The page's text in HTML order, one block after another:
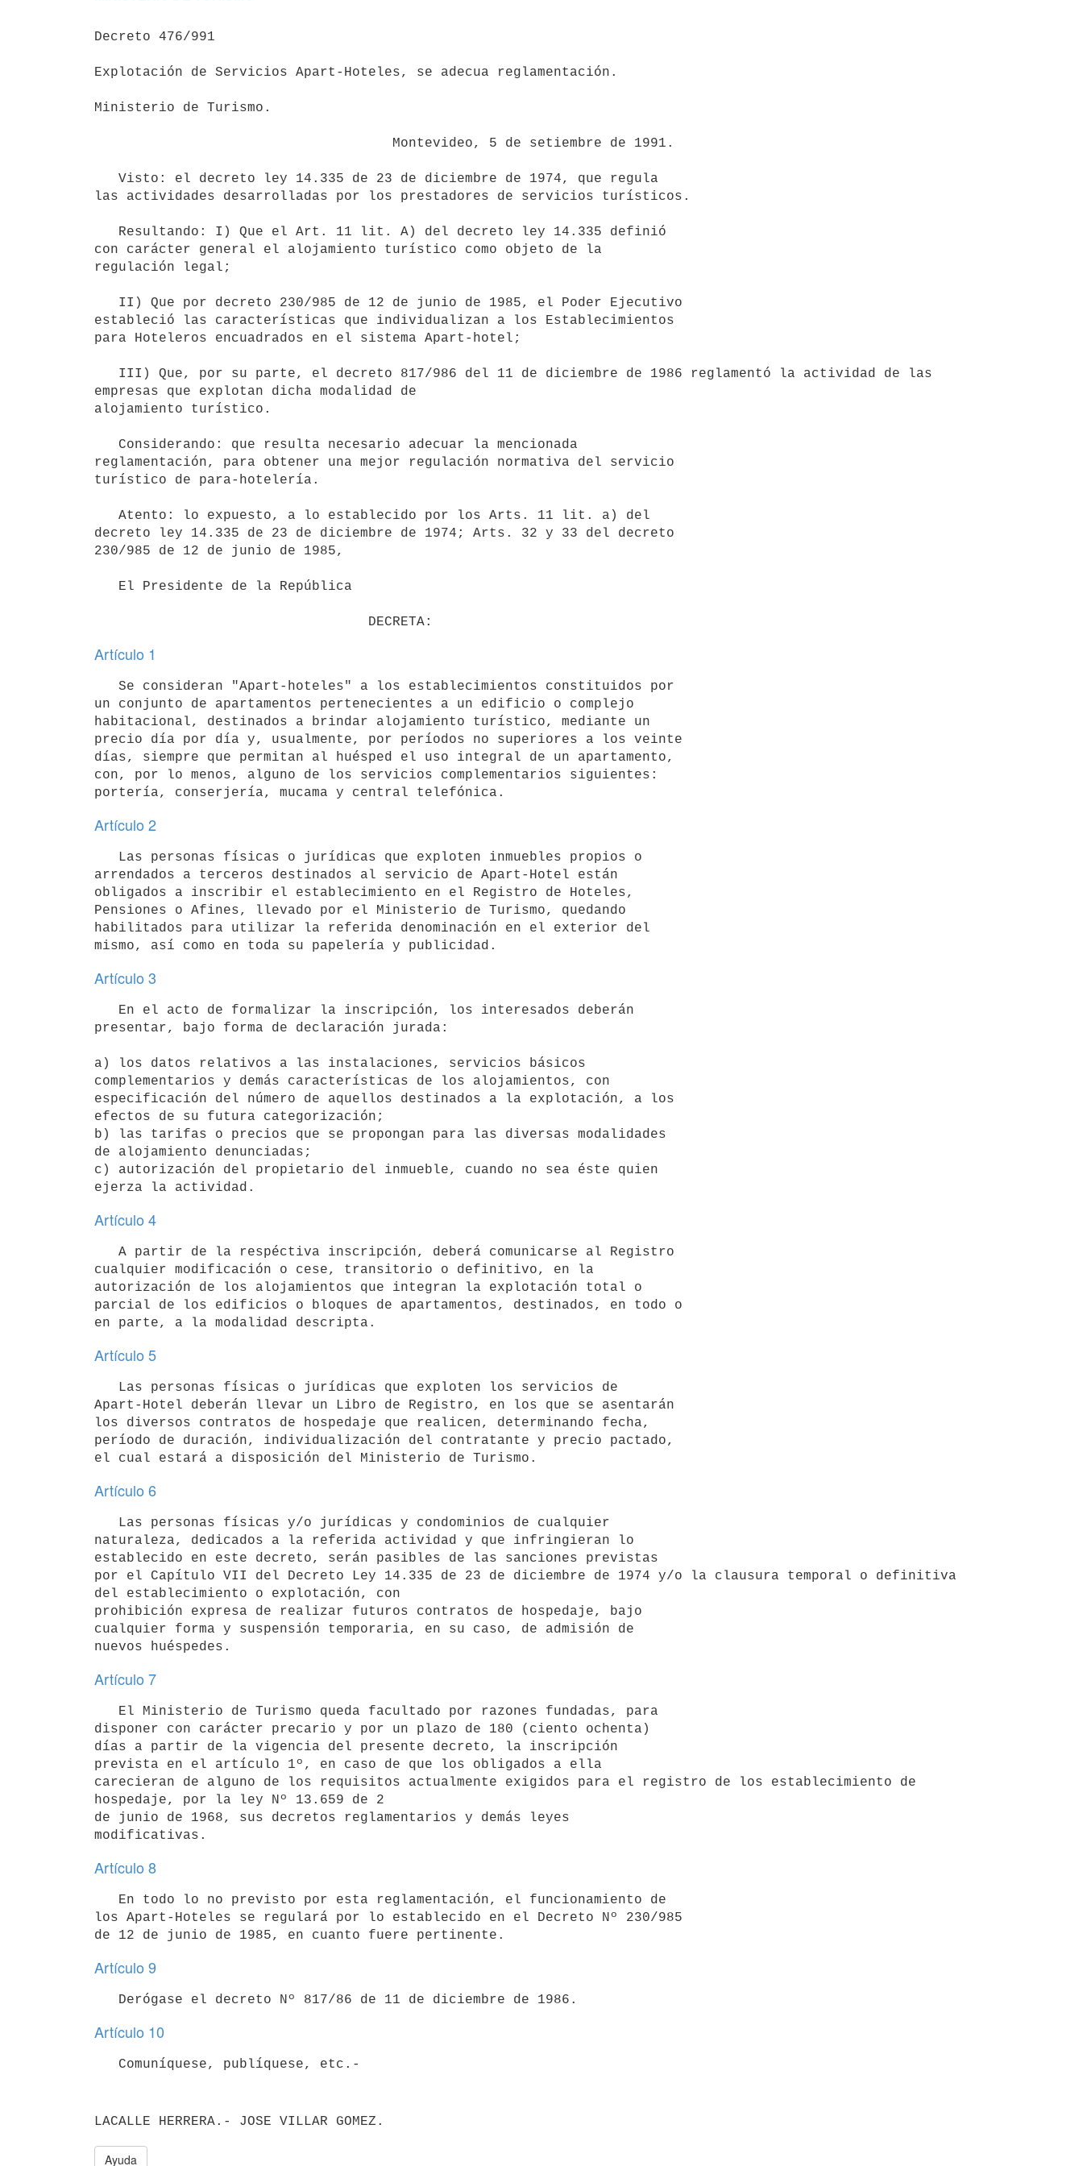
Decreto 476/991
Explotación de Servicios Apart-Hoteles, se adecua reglamentación.
Ministerio de Turismo.
las actividades desarrolladas por los prestadores de servicios turísticos.
con carácter general el alojamiento turístico como objeto de la
regulación legal;
estableció las características que individualizan a los Establecimientos
para Hoteleros encuadrados en el sistema Apart-hotel;
empresas que explotan dicha modalidad de
alojamiento turístico.
reglamentación, para obtener una mejor regulación normativa del servicio
turístico de para-hotelería.
decreto ley 14.335 de 23 de diciembre de 1974; Arts. 32 y 33 del decreto
230/985 de 12 de junio de 1985,
Artículo 1
un conjunto de apartamentos pertenecientes a un edificio o complejo
habitacional, destinados a brindar alojamiento turístico, mediante un
precio día por día y, usualmente, por períodos no superiores a los veinte
días, siempre que permitan al huésped el uso integral de un apartamento,
con, por lo menos, alguno de los servicios complementarios siguientes:
Artículo 2
arrendados a terceros destinados al servicio de Apart-Hotel están
obligados a inscribir el establecimiento en el Registro de Hoteles,
Pensiones o Afines, llevado por el Ministerio de Turismo, quedando
habilitados para utilizar la referida denominación en el exterior del
Artículo 3
presentar, bajo forma de declaración jurada:
a) los datos relativos a las instalaciones, servicios básicos
complementarios y demás características de los alojamientos, con
especificación del número de aquellos destinados a la explotación, a los
efectos de su futura categorización;
b) las tarifas o precios que se propongan para las diversas modalidades
de alojamiento denunciadas;
c) autorización del propietario del inmueble, cuando no sea éste quien
Artículo 4
cualquier modificación o cese, transitorio o definitivo, en la
autorización de los alojamientos que integran la explotación total o
parcial de los edificios o bloques de apartamentos, destinados, en todo o
Artículo 5
Apart-Hotel deberán llevar un Libro de Registro, en los que se asentarán
los diversos contratos de hospedaje que realicen, determinando fecha,
período de duración, individualización del contratante y precio pactado,
Artículo 6
naturaleza, dedicados a la referida actividad y que infringieran lo
establecido en este decreto, serán pasibles de las sanciones previstas
por el Capítulo VII del Decreto Ley 14.335 de 23 de diciembre de 1974 y/o la clausura temporal o definitiva
del establecimiento o explotación, con
prohibición expresa de realizar futuros contratos de hospedaje, bajo
cualquier forma y suspensión temporaria, en su caso, de admisión de
Artículo 7
disponer con carácter precario y por un plazo de 180 (ciento ochenta)
días a partir de la vigencia del presente decreto, la inscripción
prevista en el artículo 1º, en caso de que los obligados a ella
carecieran de alguno de los requisitos actualmente exigidos para el registro de los establecimiento de
hospedaje, por la ley Nº 13.659 de 2
de junio de 1968, sus decretos reglamentarios y demás leyes
Artículo 8
los Apart-Hoteles se regulará por lo establecido en el Decreto Nº 230/985
Artículo 9
Artículo 10
Ayuda